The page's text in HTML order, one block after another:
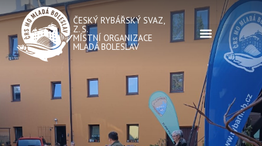
ČESKÝ RYBÁŘSKÝ SVAZ,
Z. S.
MÍSTNÍ ORGANIZACE
MLADÁ BOLESLAV